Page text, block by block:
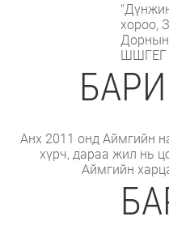
хороо,
Дорнын
ШШГЕГ
Анх 2011 онд Аймгийн
хүрч, дараа жил нь
Аймгийн